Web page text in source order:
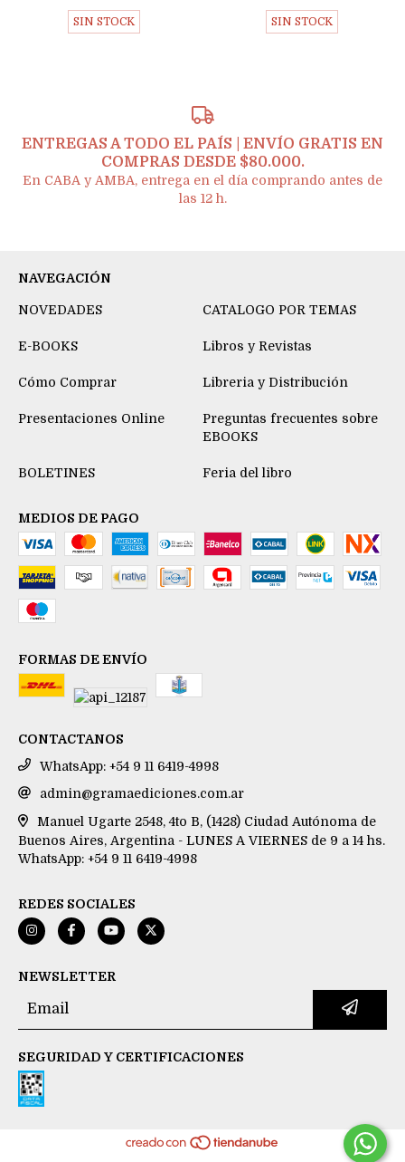
SIN STOCK SIN STOCK
ENTREGAS A TODO EL PAÍS | ENVÍO GRATIS EN
COMPRAS DESDE $80.000.
En CABA y AMBA, entrega en el día comprando antes de
las 12 h.
NAVEGACIÓN
NOVEDADES CATALOGO POR TEMAS
E-BOOKS Libros y Revistas
Cómo Comprar Libreria y Distribución
Presentaciones Online
Preguntas frecuentes sobre
EBOOKS
BOLETINES Feria del libro
MEDIOS DE PAGO
FORMAS DE ENVÍO
CONTACTANOS
WhatsApp: +54 9 11 6419-4998
admin@gramaediciones.com.ar
Manuel Ugarte 2548, 4to B, (1428) Ciudad Autónoma de
Buenos Aires, Argentina - LUNES A VIERNES de 9 a 14 hs.
WhatsApp: +54 9 11 6419-4998
REDES SOCIALES
NEWSLETTER
SEGURIDAD Y CERTIFICACIONES